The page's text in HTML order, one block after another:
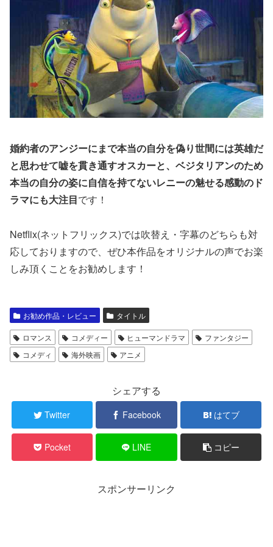
婚約者のアンジーにまで本当の自分を偽り世間には英雄だ
と思わせて嘘を貫き通すオスカーと、ベジタリアンのため
本当の自分の姿に自信を持てないレニーの魅せる感動のド
ラマにも大注目です！
Netflix(ネットフリックス)では吹替え・字幕のどちらも対
応しておりますので、ぜひ本作品をオリジナルの声でお楽
しみ頂くことをお勧めします！
お勧め作品・レビュー タイトル
ロマンス コメディー ヒューマンドラマ
ファンタジー
コメディ
海外映画 アニメ
シェアする
Twitter Facebook はてブ
Pocket LINE コピー
スポンサーリンク